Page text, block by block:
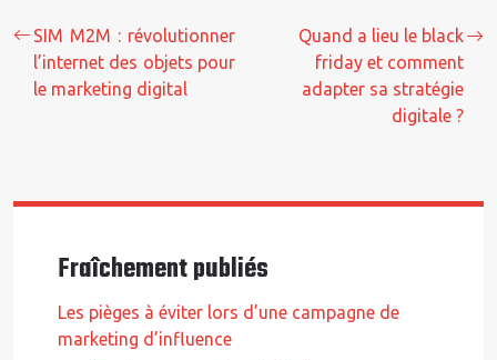
SIM M2M : révolutionner
l’internet des objets pour
le marketing digital
Quand a lieu le black
friday et comment
adapter sa stratégie
digitale ?
Fraîchement publiés
Les pièges à éviter lors d’une campagne de
marketing d’influence